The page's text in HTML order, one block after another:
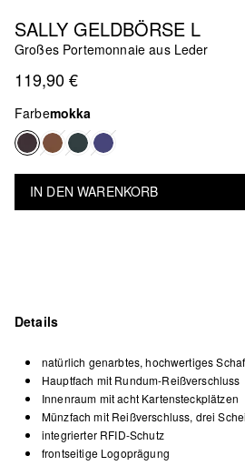
SALLY GELDBÖRSE L
Großes Portemonnaie aus Leder
119,90 €
Farbemokka
IN DEN WARENKORB
Details
natürlich genarbtes, hochwertiges
Hauptfach mit Rundum-Reißverschluss
Innenraum mit acht Kartensteckplätzen
Münzfach mit Reißverschluss, drei
integrierter RFID-Schutz
frontseitige Logoprägung